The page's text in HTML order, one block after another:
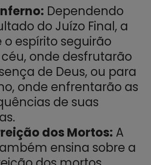
Dependendo
do Juízo Final, a
o espírito seguirão
onde desfrutarão
de Deus, ou para
onde enfrentarão as
de suas
dos Mortos: A
ensina sobre a